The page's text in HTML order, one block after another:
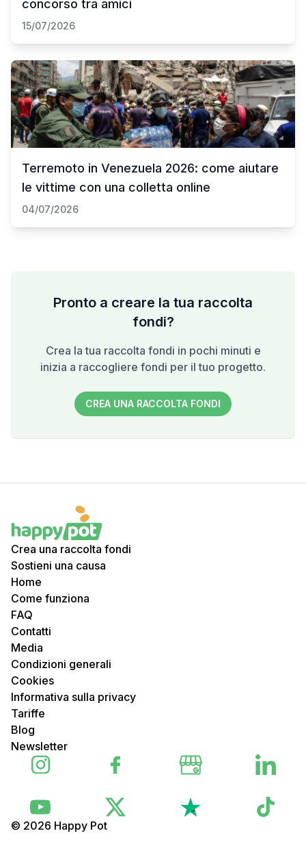
concorso tra amici
15/07/2026
Terremoto in Venezuela 2026: come aiutare
le vittime con una colletta online
04/07/2026
Pronto a creare la tua raccolta
fondi?
Crea la tua raccolta fondi in pochi minuti e
inizia a raccogliere fondi per il tuo progetto.
CREA UNA RACCOLTA FONDI
© 2026 Happy Pot
Crea una raccolta fondi
Sostieni una causa
Home
Come funziona
FAQ
Contatti
Media
Condizioni generali
Cookies
Informativa sulla privacy
Tariffe
Blog
Newsletter